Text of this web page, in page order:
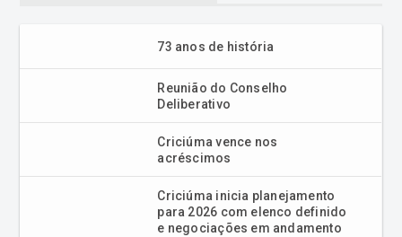
73 anos de história
Reunião do Conselho
Deliberativo
Criciúma vence nos
acréscimos
Criciúma inicia planejamento
para 2026 com elenco definido
e negociações em andamento